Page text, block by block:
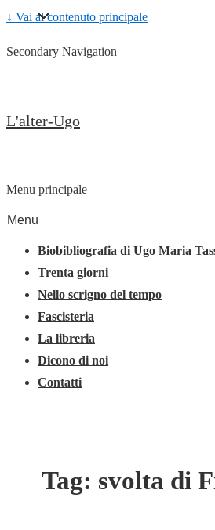
↓ Vai al contenuto principale
Secondary Navigation
L'alter-Ugo
Menu principale
Menu
Biobibliografia di Ugo Maria
Trenta giorni
Nello scrigno del tempo
Fascisteria
La libreria
Dicono di noi
Contatti
Tag: svolta di